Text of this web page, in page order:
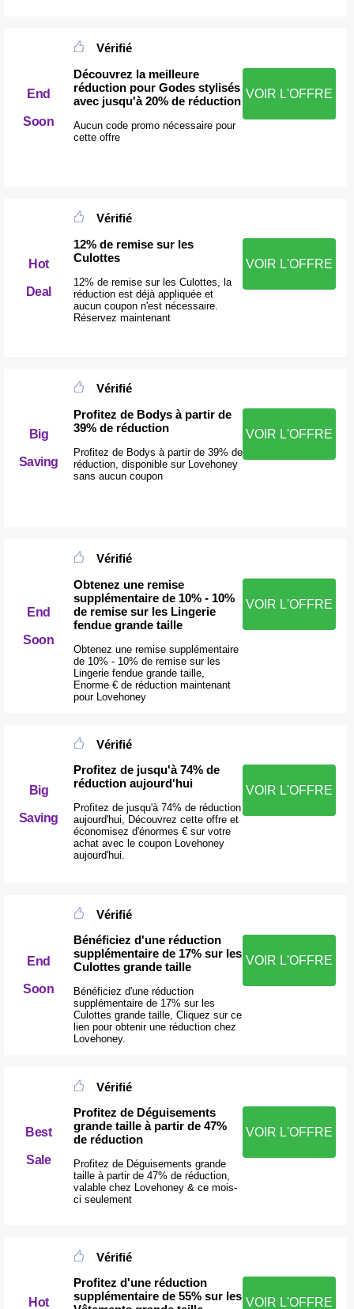
End
Soon
Vérifié
Découvrez la meilleure
réduction pour Godes stylisés
avec jusqu'à 20% de réduction
Aucun code promo nécessaire pour
cette offre
VOIR L'OFFRE
Hot
Deal
Vérifié
12% de remise sur les
Culottes
12% de remise sur les Culottes, la
réduction est déjà appliquée et
aucun coupon n'est nécessaire.
Réservez maintenant
VOIR L'OFFRE
Big
Saving
Vérifié
Profitez de Bodys à partir de
39% de réduction
Profitez de Bodys à partir de 39% de
réduction, disponible sur Lovehoney
sans aucun coupon
VOIR L'OFFRE
End
Soon
Vérifié
Obtenez une remise
supplémentaire de 10% - 10%
de remise sur les Lingerie
fendue grande taille
Obtenez une remise supplémentaire
de 10% - 10% de remise sur les
Lingerie fendue grande taille,
Enorme € de réduction maintenant
pour Lovehoney
VOIR L'OFFRE
Big
Saving
Vérifié
Profitez de jusqu'à 74% de
réduction aujourd'hui
Profitez de jusqu'à 74% de réduction
aujourd'hui, Découvrez cette offre et
économisez d'énormes € sur votre
achat avec le coupon Lovehoney
aujourd'hui.
VOIR L'OFFRE
End
Soon
Vérifié
Bénéficiez d'une réduction
supplémentaire de 17% sur les
Culottes grande taille
Bénéficiez d'une réduction
supplémentaire de 17% sur les
Culottes grande taille, Cliquez sur ce
lien pour obtenir une réduction chez
Lovehoney.
VOIR L'OFFRE
Best
Sale
Vérifié
Profitez de Déguisements
grande taille à partir de 47%
de réduction
Profitez de Déguisements grande
taille à partir de 47% de réduction,
valable chez Lovehoney & ce mois-
ci seulement
VOIR L'OFFRE
Hot
Vérifié
Profitez d'une réduction
supplémentaire de 55% sur les
VOIR L'OFFRE